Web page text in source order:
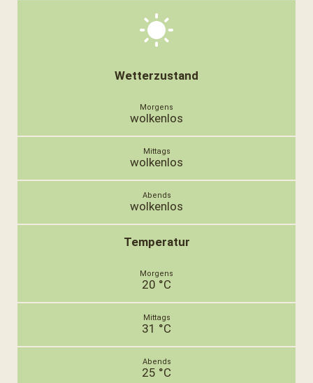
Wetterzustand
wolkenlos
wolkenlos
wolkenlos
Temperatur
20 °C
31 °C
25 °C